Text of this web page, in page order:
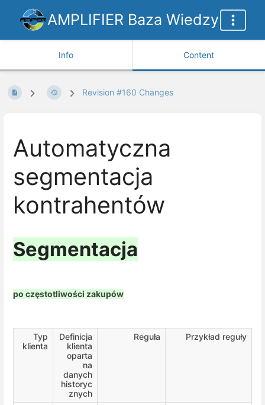
AMPLIFIER Baza Wiedzy
Info Content
Revision #160 Changes
Automatyczna
segmentacja
kontrahentów
Segmentacja
po częstotliwości zakupów
Typ
klienta
Definicja
klienta
oparta
na
danych
historyc
znych
Reguła Przykład reguły